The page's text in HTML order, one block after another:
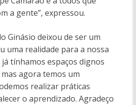
a gente”, expressou.
Ginásio deixou de ser um
uma realidade para a nossa
tínhamos espaços dignos
agora temos um
realizar práticas
o aprendizado. Agradeço